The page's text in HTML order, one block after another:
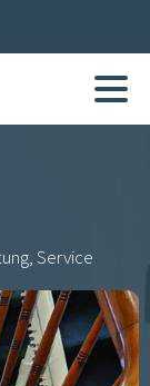
Service